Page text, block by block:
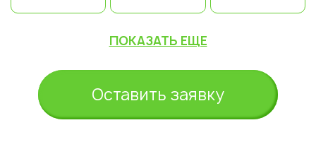
ПОКАЗАТЬ ЕЩЕ
Оставить заявку